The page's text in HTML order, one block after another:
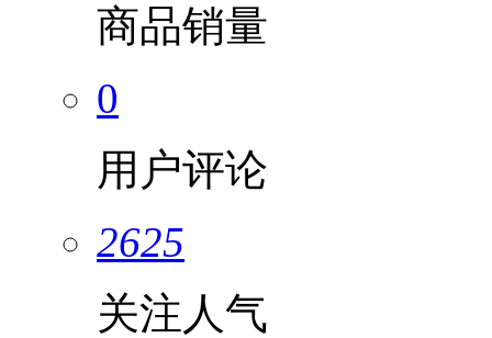
商品销量
0
用户评论
2625
关注人气